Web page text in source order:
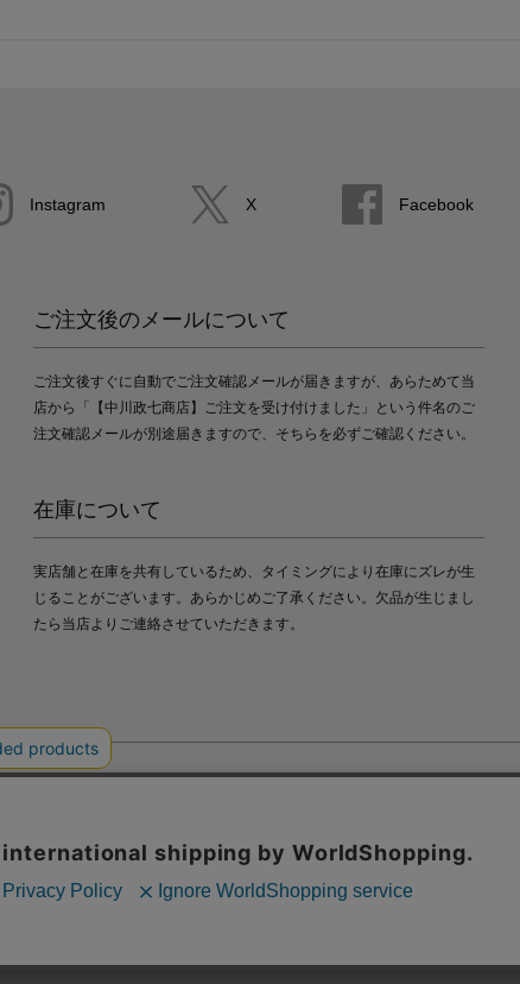
Instagram X Facebook
ご注文後のメールについて
ご注文後すぐに自動でご注文確認メールが届きますが、あらためて当
店から「【中川政七商店】ご注文を受け付けました」という件名のご
注文確認メールが別途届きますので、そちらを必ずご確認ください。
在庫について
実店舗と在庫を共有しているため、タイミングにより在庫にズレが生
じることがございます。あらかじめご了承ください。欠品が生じまし
たら当店よりご連絡させていただきます。
利便性向上のためにクッキー（Cookie）を使用いたします。詳細